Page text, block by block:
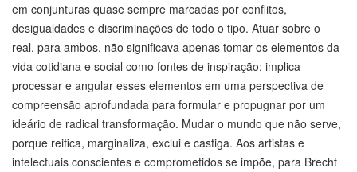
em conjunturas quase sempre marcadas por conflitos,
desigualdades e discriminações de todo o tipo. Atuar sobre o
real, para ambos, não significava apenas tomar os elementos da
vida cotidiana e social como fontes de inspiração; implica
processar e angular esses elementos em uma perspectiva de
compreensão aprofundada para formular e propugnar por um
ideário de radical transformação. Mudar o mundo que não serve,
porque reifica, marginaliza, exclui e castiga. Aos artistas e
intelectuais conscientes e comprometidos se impõe, para Brecht